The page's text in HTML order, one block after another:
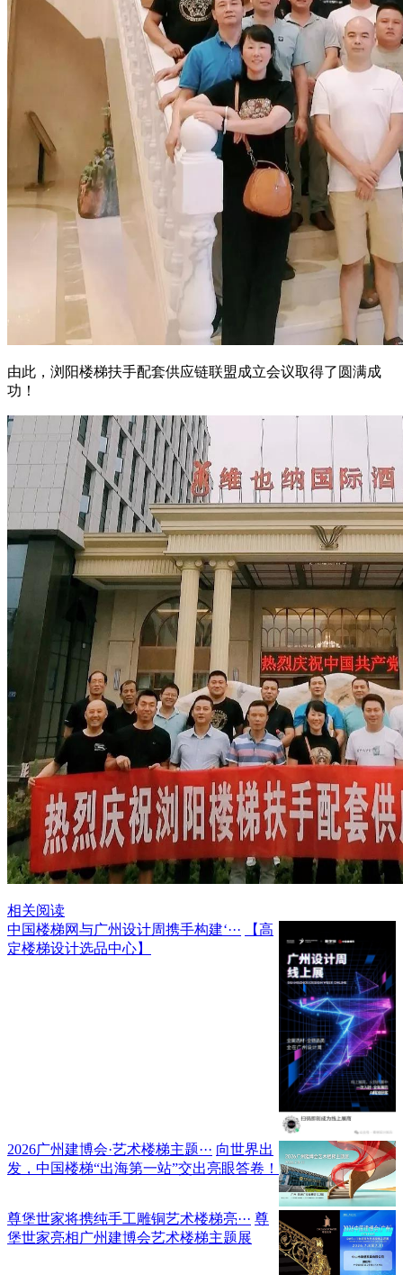
由此，浏阳楼梯扶手配套供应链联盟成立会议取得了圆满成
功！
相关阅读
中国楼梯网与广州设计周携手构建‘···
【高
定楼梯设计选品中心】
2026广州建博会·艺术楼梯主题··· 向世界出
发，中国楼梯“出海第一站”交出亮眼答卷！
尊堡世家将携纯手工雕铜艺术楼梯亮··· 尊
堡世家亮相广州建博会艺术楼梯主题展